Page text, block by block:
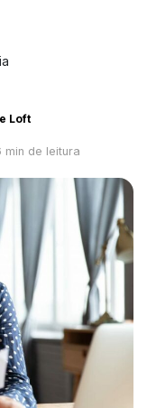
Loft
min de leitura